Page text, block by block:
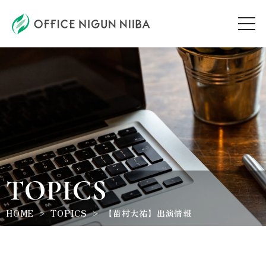
AUDITION
ARTIST
TOPICS
WORKSHOP
TOPICS
HOME TOPICS 【苗村大祐】出演情報